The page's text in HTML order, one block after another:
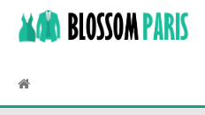
Salta